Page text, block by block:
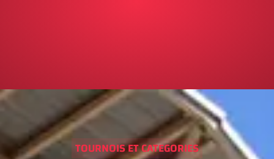
TOURNOIS ET CATEGORIES